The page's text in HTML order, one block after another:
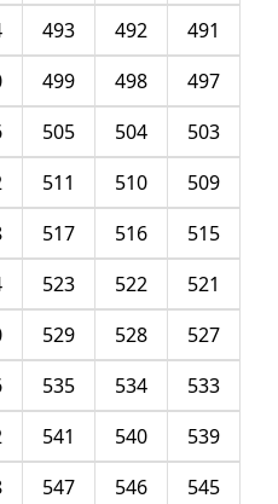
491
492
493
497
498
499
503
504
505
509
510
511
515
516
517
521
522
523
527
528
529
533
534
535
539
540
541
545
546
547